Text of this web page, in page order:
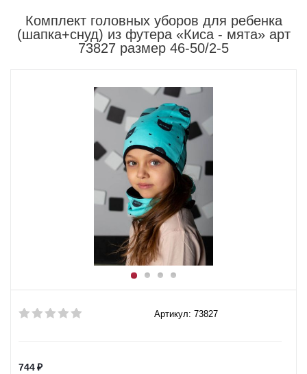
Комплект головных уборов для ребенка
(шапка+снуд) из футера «Киса - мята» арт
73827 размер 46-50/2-5
Артикул: 73827
744₽